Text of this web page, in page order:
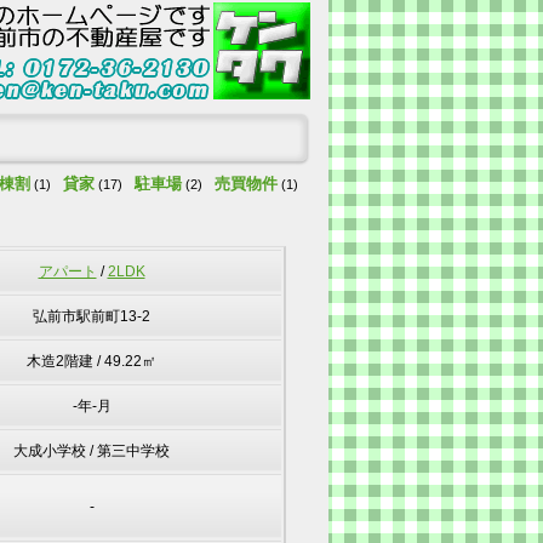
割 (1) 貸家 (17) 駐車場(2) 売買物件 (1)
アパート /2LDK
弘前市駅前町13-2
木造2階建 / 49.22㎡
-年-月
大成小学校 / 第三中学校
-